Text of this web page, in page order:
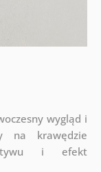
wygląd i
na krawędzie
i efekt